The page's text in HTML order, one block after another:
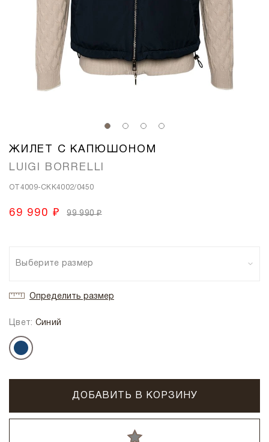
ЖИЛЕТ С КАПЮШОНОМ
LUIGI BORRELLI
OT4009-CKK4002/0450
69 990 ₽ 99 990 ₽
Выберите размер
Определить размер
Цвет: Синий
ДОБАВИТЬ В КОРЗИНУ